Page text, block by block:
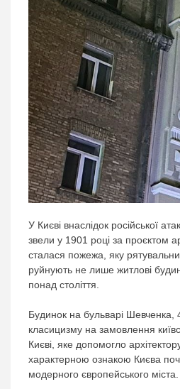
У Києві внаслідок російської
звели у 1901 році за проєктом
сталася пожежа, яку
руйнують не лише житлові
понад століття.
Будинок на бульварі Шевченка,
класицизму на замовлення
Києві, яке допомогло
характерною ознакою Києва
модерного європейського міста.